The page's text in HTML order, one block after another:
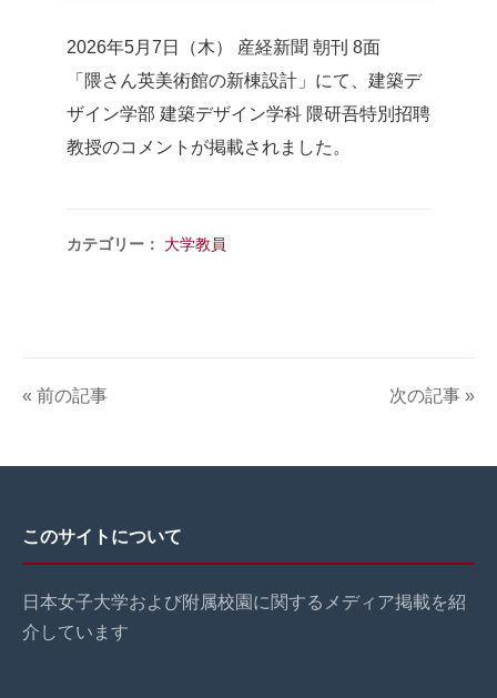
2026年5月7日（木） 産経新聞 朝刊 8面
「隈さん英美術館の新棟設計」にて、建築デ
ザイン学部 建築デザイン学科 隈研吾特別招聘
教授のコメントが掲載されました。
カテゴリー： 大学教員
« 前の記事 次の記事 »
このサイトについて
日本女子大学および附属校園に関するメディア掲載を紹
介しています